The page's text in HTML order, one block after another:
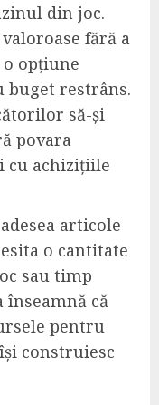
din joc.
fără a
opțiune
restrâns.
să-și
povara
cu achizițiile
articole
o cantitate
sau timp
că
pentru
construiesc